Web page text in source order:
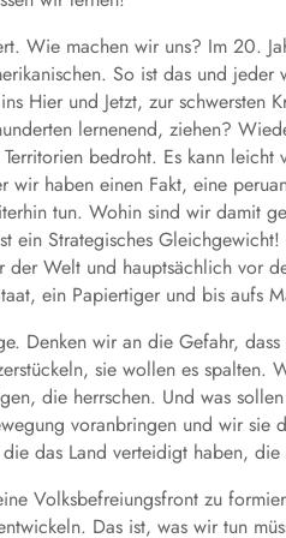
Wie machen wir uns? Im 20.
So ist das und
Hier und Jetzt, zur schwersten
lernenend, ziehen?
bedroht. Es kann
wir haben einen Fakt, eine
tun. Wohin sind wir damit
ein Strategisches
der Welt und hauptsächlich vor
ein Papiertiger und bis aufs
Denken wir an die Gefahr,
sie wollen es
die herrschen. Und was
voranbringen und wir
das Land verteidigt haben,
Volksbefreiungsfront zu
Das ist, was wir tun